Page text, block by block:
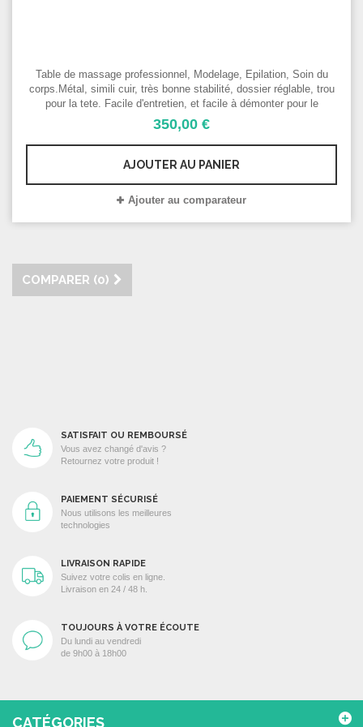
Table de massage professionnel, Modelage, Epilation, Soin du
corps.Métal, simili cuir, très bonne stabilité, dossier réglable, trou
pour la tete. Facile d'entretien, et facile à démonter pour le
transport.
350,00 €
AJOUTER AU PANIER
Ajouter au comparateur
COMPARER (0)
SATISFAIT OU REMBOURSÉ
Vous avez changé d'avis ?
Retournez votre produit !
PAIEMENT SÉCURISÉ
Nous utilisons les meilleures
technologies
LIVRAISON RAPIDE
Suivez votre colis en ligne.
Livraison en 24 / 48 h.
TOUJOURS À VOTRE ÉCOUTE
Du lundi au vendredi
de 9h00 à 18h00
CATÉGORIES